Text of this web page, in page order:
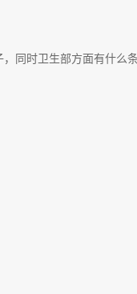
同时卫生部方面有什么